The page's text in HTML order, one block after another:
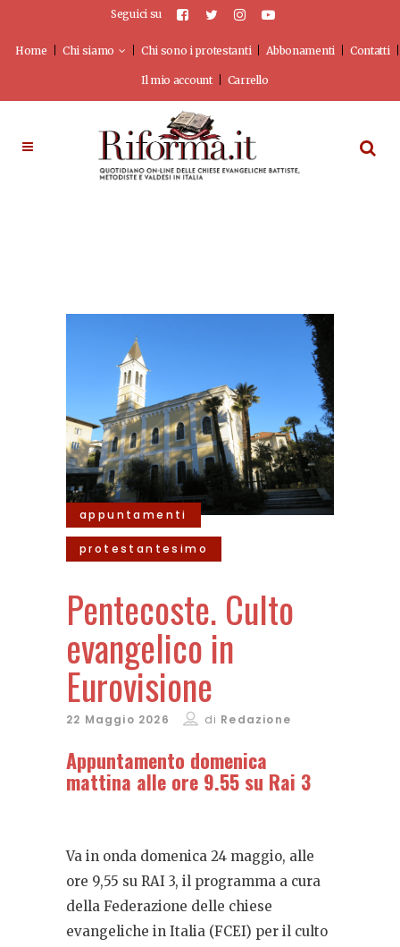
Seguici su
Home Chi siamo Chi sono i protestanti Abbonamenti Contatti
Il mio account Carrello
appuntamenti
protestantesimo
Pentecoste. Culto
evangelico in
Eurovisione
22 Maggio 2026 di Redazione
Appuntamento domenica
mattina alle ore 9.55 su Rai 3
Va in onda domenica 24 maggio, alle
ore 9,55 su RAI 3, il programma a cura
della Federazione delle chiese
evangeliche in Italia (FCEI) per il culto